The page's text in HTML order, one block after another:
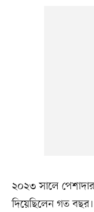
২০২৩ সালে
দিয়েছিলেন গত